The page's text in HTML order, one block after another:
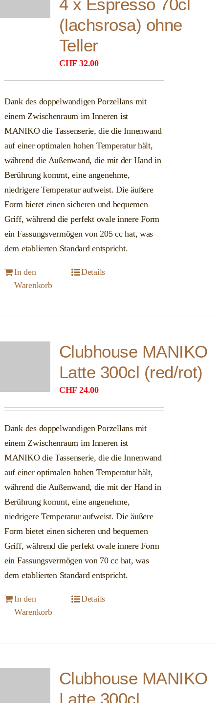
4 x Espresso 70cl
(lachsrosa) ohne
Teller
CHF 32.00
Dank des doppelwandigen Porzellans mit
einem Zwischenraum im Inneren ist
MANIKO die Tassenserie, die die Innenwand
auf einer optimalen hohen Temperatur hält,
während die Außenwand, die mit der Hand in
Berührung kommt, eine angenehme,
niedrigere Temperatur aufweist. Die äußere
Form bietet einen sicheren und bequemen
Griff, während die perfekt ovale innere Form
ein Fassungsvermögen von 205 cc hat, was
dem etablierten Standard entspricht.
In den
Warenkorb
Details
Clubhouse MANIKO
Latte 300cl (red/rot)
CHF 24.00
Dank des doppelwandigen Porzellans mit
einem Zwischenraum im Inneren ist
MANIKO die Tassenserie, die die Innenwand
auf einer optimalen hohen Temperatur hält,
während die Außenwand, die mit der Hand in
Berührung kommt, eine angenehme,
niedrigere Temperatur aufweist. Die äußere
Form bietet einen sicheren und bequemen
Griff, während die perfekt ovale innere Form
ein Fassungsvermögen von 70 cc hat, was
dem etablierten Standard entspricht.
In den
Warenkorb
Details
Clubhouse MANIKO
Latte 300cl